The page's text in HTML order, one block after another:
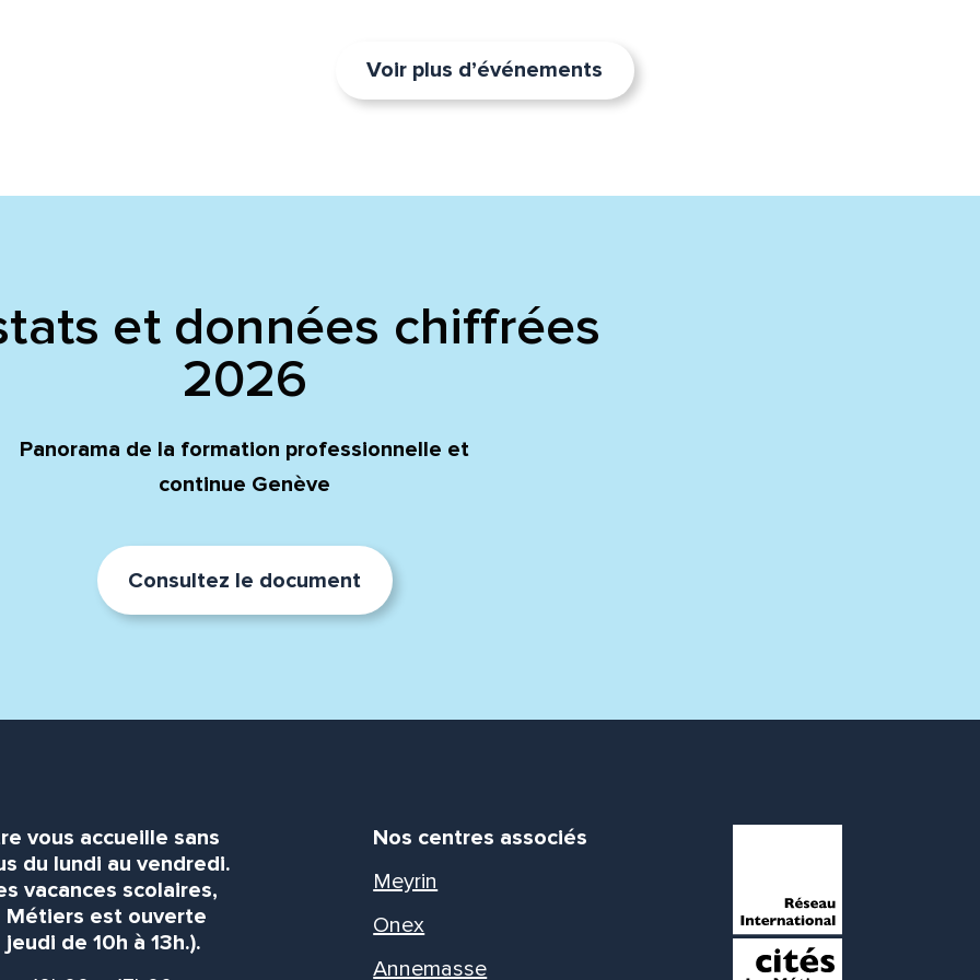
Voir plus d’événements
et données chiffrées
2026
Panorama de la formation professionnelle et
continue Genève
Consultez le document
vous accueille sans
du lundi au vendredi.
vacances scolaires,
Métiers est ouverte
de 10h à 13h.).
Nos centres associés
Meyrin
Onex
Annemasse